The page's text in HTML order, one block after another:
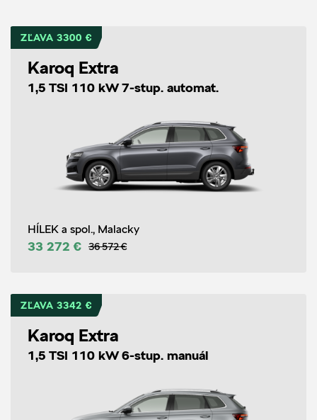
ZĽAVA 3300 €
Karoq Extra
1,5 TSI 110 kW 7-stup. automat.
HÍLEK a spol., Malacky
33 272 € 36 572 €
ZĽAVA 3342 €
Karoq Extra
1,5 TSI 110 kW 6-stup. manuál